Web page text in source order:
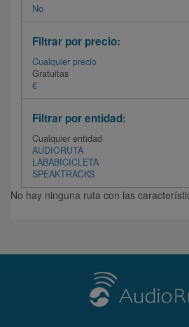
No
Filtrar por precio:
Cualquier precio
Gratuitas
€
Filtrar por entidad:
Cualquier entidad
AUDIORUTA
LABABICICLETA
SPEAKTRACKS
No hay ninguna ruta con las